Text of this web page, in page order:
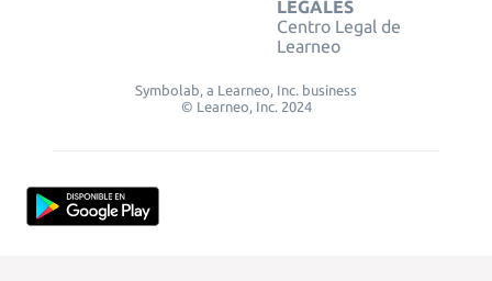
LEGALES
Centro Legal de
Learneo
Symbolab, a Learneo, Inc. business
© Learneo, Inc. 2024